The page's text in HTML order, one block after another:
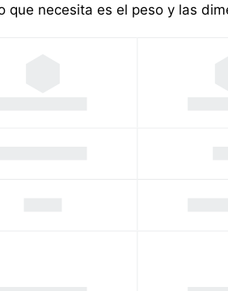
que necesita es el peso y las